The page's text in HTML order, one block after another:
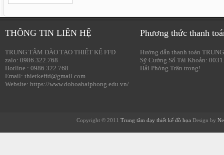
THÔNG TIN LIÊN HỆ
TRUNG TÂM ĐÀO TẠO THIẾT KẾ FFD
zalo: 0986.322.768
Hotline : 0986.322.768
Email: thietkeffd@gmail.com
Website: https://www.dohoahaiphong.edu.vn/
Phương thức thanh
Hướng dẫn thanh toán
Sỹ Cường Số Tài Khoản:
Hải Phòng Trân trọng!
Copyright © 2011 Trung tâm dạy thiết kế đồ họa Design by